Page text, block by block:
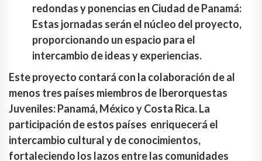
redondas y ponencias en Ciudad de Panamá:
Estas jornadas serán el núcleo del proyecto,
proporcionando un espacio para el
intercambio de ideas y experiencias.
Este proyecto contará con la colaboración de al
menos tres países miembros de Iberorquestas
Juveniles: Panamá, México y Costa Rica. La
participación de estos países enriquecerá el
intercambio cultural y de conocimientos,
fortaleciendo los lazos entre las comunidades